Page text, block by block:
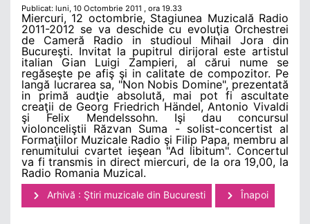
Publicat: luni, 10 Octombrie 2011 , ora 19.33
Miercuri, 12 octombrie, Stagiunea Muzicală Radio
2011-2012 se va deschide cu evoluţia Orchestrei
de Cameră Radio in studioul Mihail Jora din
Bucureşti. Invitat la pupitrul dirijoral este artistul
italian Gian Luigi Zampieri, al cărui nume se
regăseşte pe afiş şi in calitate de compozitor. Pe
langă lucrarea sa, "Non Nobis Domine", prezentată
in primă audţie absolută, mai pot fi ascultate
creaţii de Georg Friedrich Händel, Antonio Vivaldi
şi Felix Mendelssohn. Işi dau concursul
violonceliştii Răzvan Suma - solist-concertist al
Formaţiilor Muzicale Radio şi Filip Papa, membru al
renumitului cvartet ieşean "Ad libitum". Concertul
va fi transmis in direct miercuri, de la ora 19,00, la
Radio Romania Muzical.
Arhivă : Ştiri muzicale din Bucuresti Înapoi